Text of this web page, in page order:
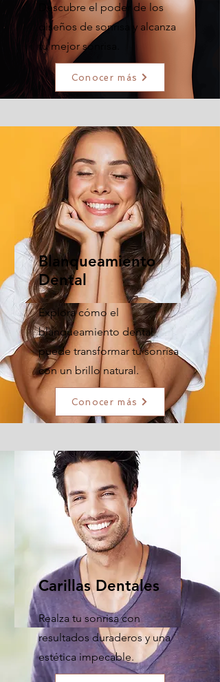
Descubre el poder de los
diseños de sonrisa y alcanza
tu mejor sonrisa.
Conocer más
Blanqueamiento
Dental
Explora cómo el
blanqueamiento dental
puede transformar tu sonrisa
con un brillo natural.
Conocer más
Carillas Dentales
Realza tu sonrisa con
resultados duraderos y una
estética impecable.